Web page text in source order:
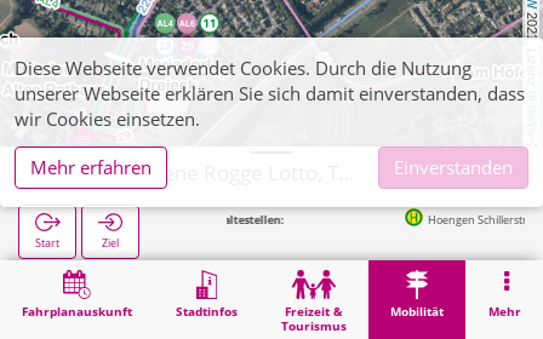
2021, Lizenz
dl-de/by-2-0
Fahrplanauskunft Stadtinfos
Freizeit &
Tourismus
Mobilität Mehr
Start Ziel
Nächste Haltestellen: Hoengen Schillerstraße in 25m
Mobilität Alsdorf, Helene Rogge Lotto, Totto
Diese Webseite verwendet Cookies. Durch die Nutzung
unserer Webseite erklären Sie sich damit einverstanden, dass
wir Cookies einsetzen.
Mehr erfahren
Einverstanden